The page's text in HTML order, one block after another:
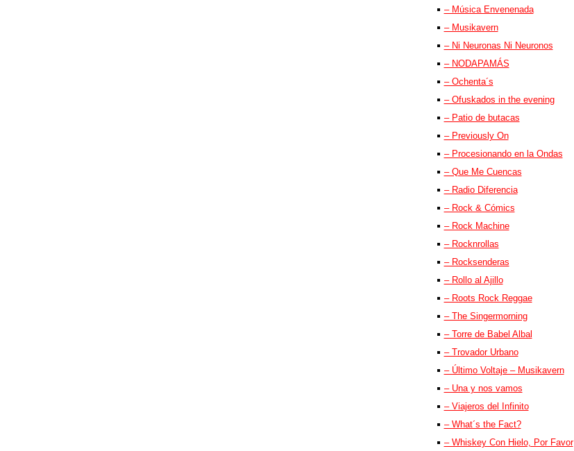
– Música Envenenada
– Musikavern
– Ni Neuronas Ni Neuronos
– NODAPAMÁS
– Ochenta´s
– Ofuskados in the evening
– Patio de butacas
– Previously On
– Procesionando en la Ondas
– Que Me Cuencas
– Radio Diferencia
– Rock & Cómics
– Rock Machine
– Rocknrollas
– Rocksenderas
– Rollo al Ajillo
– Roots Rock Reggae
– The Singermorning
– Torre de Babel Albal
– Trovador Urbano
– Último Voltaje – Musikavern
– Una y nos vamos
– Viajeros del Infinito
– What´s the Fact?
– Whiskey Con Hielo, Por Favor